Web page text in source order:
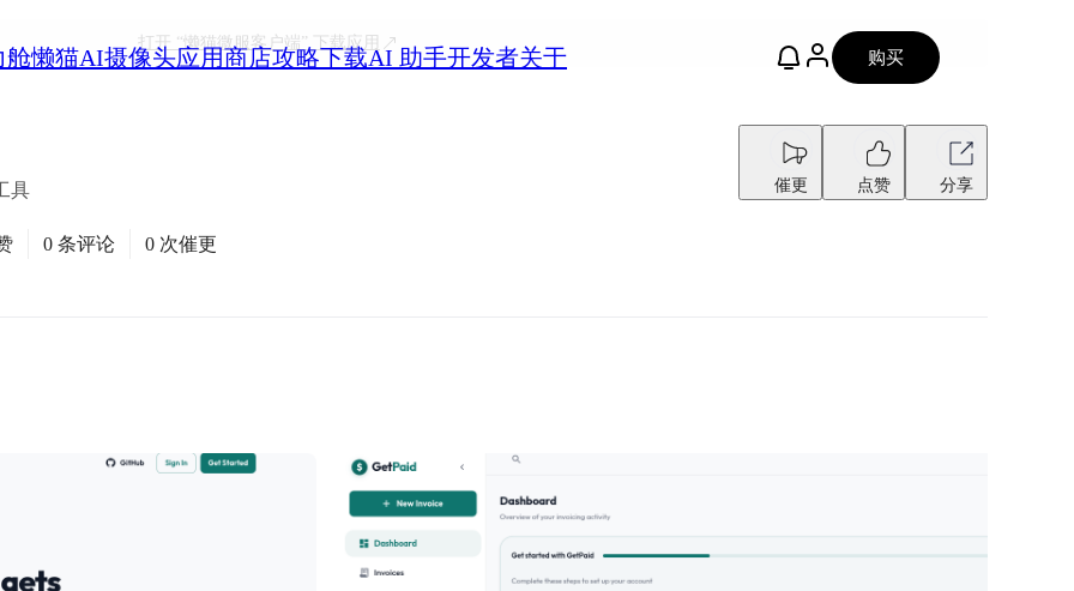
舱懒猫AI摄像头应用商店攻略下载AI 助手开发者关于 购买
打开 “懒猫微服客户端”下载应用
具 催更 点赞 分享
0 条评论 0 次催更